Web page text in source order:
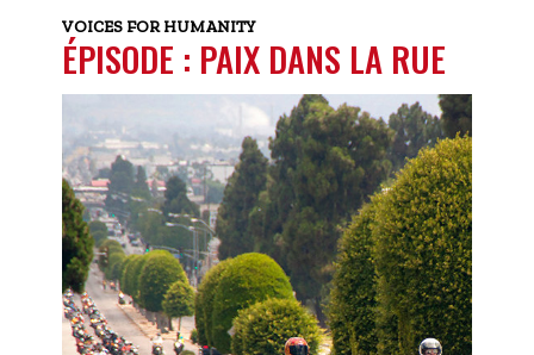
VOICES FOR HUMANITY
ÉPISODE : PAIX DANS LA RUE